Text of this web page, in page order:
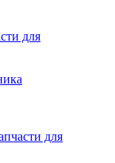
для
для